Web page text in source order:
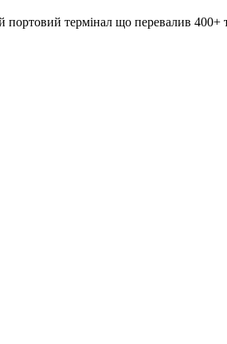
портовий термінал що перевалив